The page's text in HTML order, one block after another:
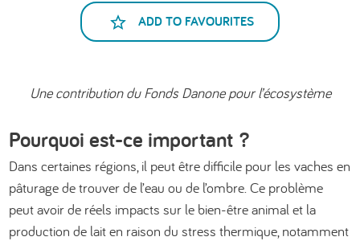
ADD TO FAVOURITES
Une contribution du Fonds Danone pour l’écosystème
Pourquoi est-ce important ?
Dans certaines régions, il peut être difficile pour les vaches en
pâturage de trouver de l’eau ou de l’ombre. Ce problème
peut avoir de réels impacts sur le bien-être animal et la
production de lait en raison du stress thermique, notamment